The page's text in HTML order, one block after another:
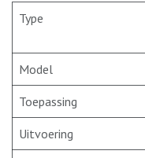
Type
Model
Toepassing
Uitvoering